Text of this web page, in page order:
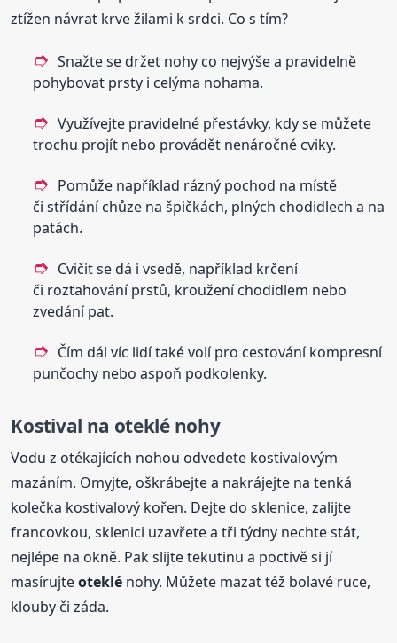
ztížen návrat krve žilami k srdci. Co s tím?
Snažte se držet nohy co nejvýše a pravidelně
pohybovat prsty i celýma nohama.
Využívejte pravidelné přestávky, kdy se můžete
trochu projít nebo provádět nenáročné cviky.
Pomůže například rázný pochod na místě
či střídání chůze na špičkách, plných chodidlech a na
patách.
Cvičit se dá i vsedě, například krčení
či roztahování prstů, kroužení chodidlem nebo
zvedání pat.
Čím dál víc lidí také volí pro cestování kompresní
punčochy nebo aspoň podkolenky.
Kostival na oteklénohy
Vodu z otékajících nohou odvedete kostivalovým
mazáním. Omyjte, oškrábejte a nakrájejte na tenká
kolečka kostivalový kořen. Dejte do sklenice, zalijte
francovkou, sklenici uzavřete a tři týdny nechte stát,
nejlépe na okně. Pak slijte tekutinu a poctivě si jí
masírujteoteklé nohy. Můžete mazat též bolavé ruce,
klouby či záda.